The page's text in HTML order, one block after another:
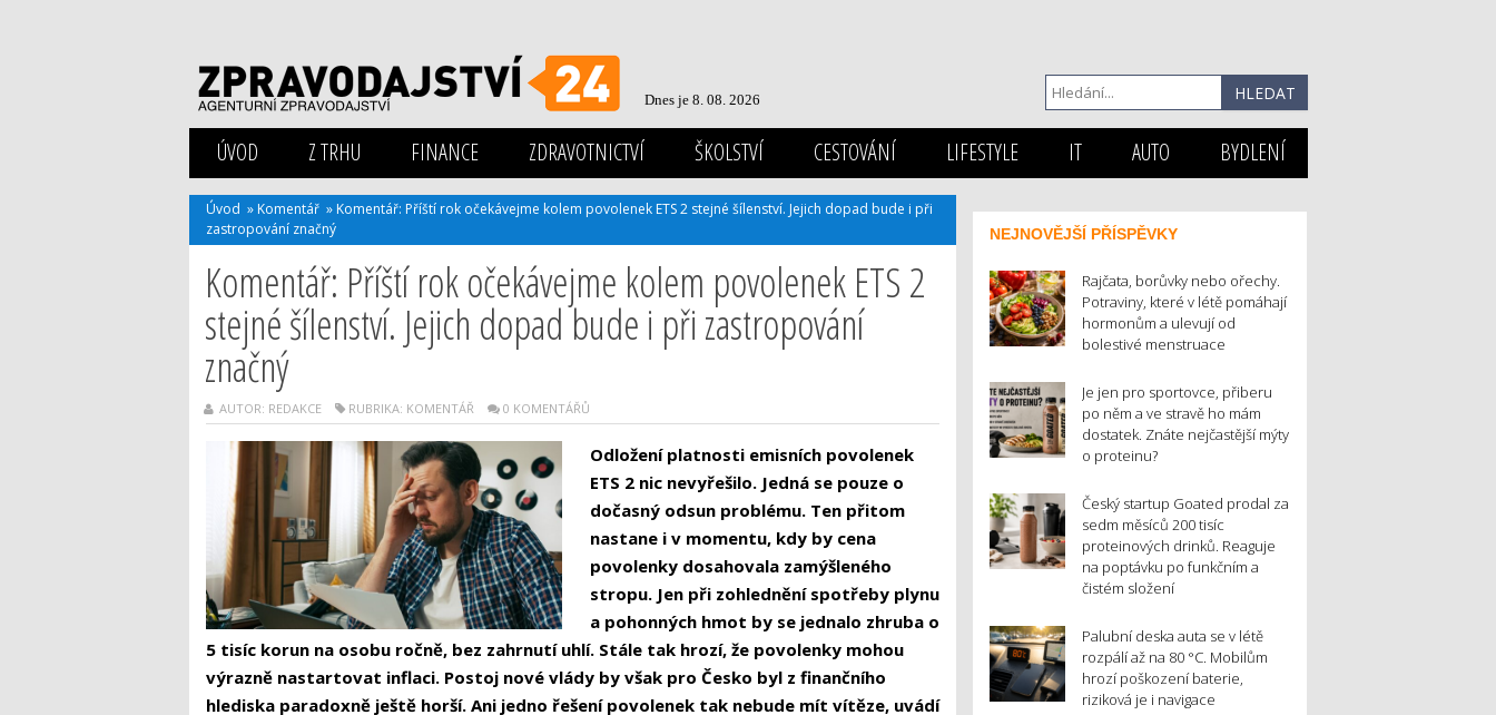
Dnes je 8. 08. 2026
ÚVOD Z TRHU FINANCE ZDRAVOTNICTVÍ ŠKOLSTVÍ CESTOVÁNÍ LIFESTYLE IT AUTO BYDLENÍ
Úvod » Komentář » Komentář: Příští rok očekávejme kolem povolenek ETS 2 stejné šílenství. Jejich dopad bude i při
zastropování značný
Komentář: Příští rok očekávejme kolem povolenek ETS 2
stejné šílenství. Jejich dopad bude i při zastropování
značný
AUTOR: REDAKCE RUBRIKA: KOMENTÁŘ 0 KOMENTÁŘŮ
Odložení platnosti emisních povolenek
ETS 2 nic nevyřešilo. Jedná se pouze o
dočasný odsun problému. Ten přitom
nastane i v momentu, kdy by cena
povolenky dosahovala zamýšleného
stropu. Jen při zohlednění spotřeby plynu
a pohonných hmot by se jednalo zhruba o
5 tisíc korun na osobu ročně, bez zahrnutí uhlí. Stále tak hrozí, že povolenky mohou
výrazně nastartovat inflaci. Postoj nové vlády by však pro Česko byl z finančního
hlediska paradoxně ještě horší. Ani jedno řešení povolenek tak nebude mít vítěze, uvádí
NEJNOVĚJŠÍ PŘÍSPĚVKY
Rajčata, borůvky nebo ořechy.
Potraviny, které v létě pomáhají
hormonům a ulevují od
bolestivé menstruace
Je jen pro sportovce, přiberu
po něm a ve stravě ho mám
dostatek. Znáte nejčastější mýty
o proteinu?
Český startup Goated prodal za
sedm měsíců 200 tisíc
proteinových drinků. Reaguje
na poptávku po funkčním a
čistém složení
Palubní deska auta se v létě
rozpálí až na 80 °C. Mobilům
hrozí poškození baterie,
riziková je i navigace